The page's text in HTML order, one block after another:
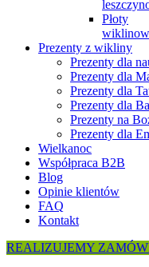
Płoty
Prezenty z wikliny
Prezenty dla
Prezenty dla
Prezenty dla
Prezenty dla
Prezenty na
Prezenty dla
Wielkanoc
Współpraca B2B
Blog
Opinie klientów
FAQ
Kontakt
REALIZUJEMY